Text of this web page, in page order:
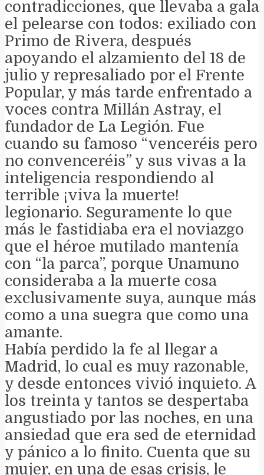
contradicciones, que llevaba a gala
el pelearse con todos: exiliado con
Primo de Rivera, después
apoyando el alzamiento del 18 de
julio y represaliado por el Frente
Popular, y más tarde enfrentado a
voces contra Millán Astray, el
fundador de La Legión. Fue
cuando su famoso “venceréis pero
no convenceréis” y sus vivas a la
inteligencia respondiendo al
terrible ¡viva la muerte!
legionario. Seguramente lo que
más le fastidiaba era el noviazgo
que el héroe mutilado mantenía
con “la parca”, porque Unamuno
consideraba a la muerte cosa
exclusivamente suya, aunque más
como a una suegra que como una
amante.
Había perdido la fe al llegar a
Madrid, lo cual es muy razonable,
y desde entonces vivió inquieto. A
los treinta y tantos se despertaba
angustiado por las noches, en una
ansiedad que era sed de eternidad
y pánico a lo finito. Cuenta que su
mujer, en una de esas crisis, le